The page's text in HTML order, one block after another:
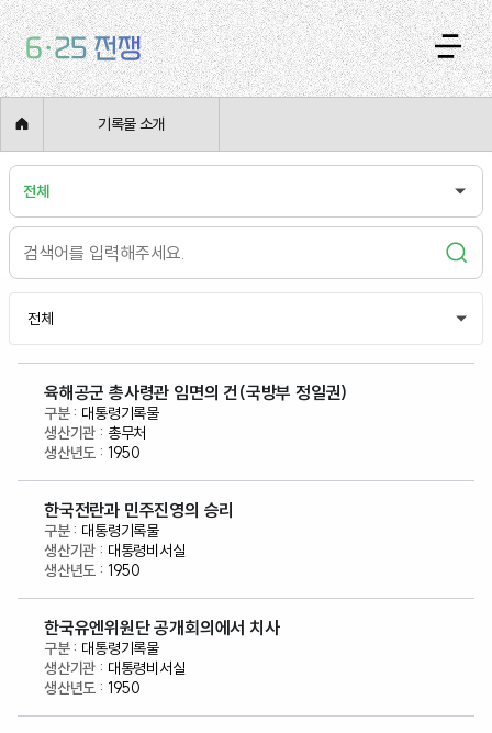
기록물 소개
전체
전체
대통령기록물
육해공군 총사령관 임면의 건(국방부 정일권)
총무처
1950
대통령기록물
한국전란과 민주진영의 승리
대통령비서실
1950
대통령기록물
한국유엔위원단 공개회의에서 치사
대통령비서실
1950